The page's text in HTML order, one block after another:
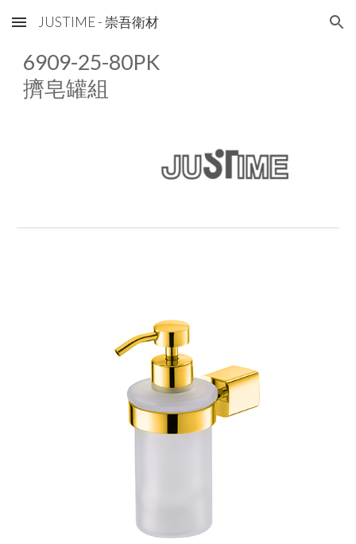
Skip to main content Skip to navigation
JUSTIME - 崇吾衛材
6909-25-80PK
擠皂罐組